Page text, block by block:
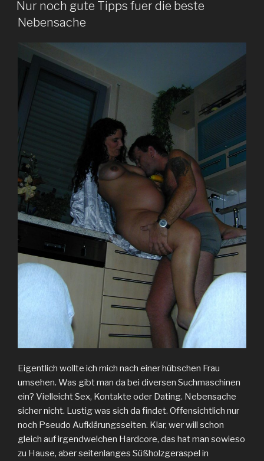
Nur noch gute Tipps fuer die beste
Nebensache
Eigentlich wollte ich mich nach einer hübschen Frau
umsehen. Was gibt man da bei diversen Suchmaschinen
ein? Vielleicht Sex, Kontakte oder Dating. Nebensache
sicher nicht. Lustig was sich da findet. Offensichtlich nur
noch Pseudo Aufklärungsseiten. Klar, wer will schon
gleich auf irgendwelchen Hardcore, das hat man sowieso
zu Hause, aber seitenlanges Süßholzgeraspel in